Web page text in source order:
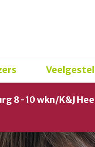
8-10 wkn/K&J